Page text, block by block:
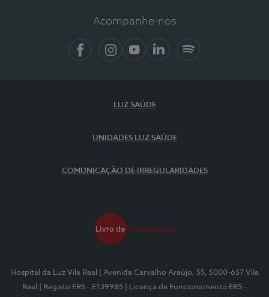
Acompanhe-nos
LUZ SAÚDE
UNIDADES LUZ SAÚDE
COMUNICAÇÃO DE IRREGULARIDADES
Hospital da Luz Vila Real
| Avenida Carvalho Araújo, 55, 5000-657 Vila
Real
| Registo ERS - E139985
| Licença de Funcionamento ERS -